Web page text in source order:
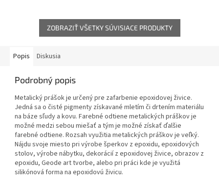
ZOBRAZIŤ VŠETKY SÚVISIACE PRODUKTY
Popis Diskusia
Podrobný popis
Metalický prášok je určený pre zafarbenie epoxidovej živice.
Jedná sa o čisté pigmenty získavané mletím či drtením materiálu
na báze sľudy a kovu. Farebné odtiene metalických práškov je
možné medzi sebou miešať a tým je možné získať ďalšie
farebné odtiene. Rozsah využitia metalických práškov je veľký.
Nájdu svoje miesto pri výrobe šperkov z epoxidu, epoxidových
stolov, výrobe nábytku, dekorácií z epoxidovej živice, obrazov z
epoxidu, Geode art tvorbe, alebo pri práci kde je využitá
silikónová forma na epoxidovú živicu.